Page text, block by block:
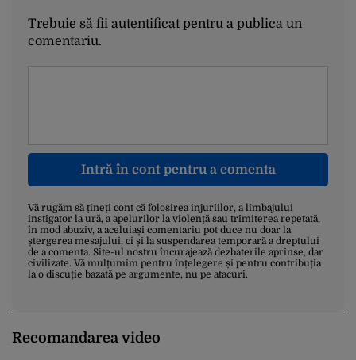
Trebuie să fii autentificatpentru a publica un
comentariu.
Intră în cont pentru a comenta
Vă rugăm să țineți cont că folosirea injuriilor, a limbajului
instigator la ură, a apelurilor la violență sau trimiterea repetată,
în mod abuziv, a aceluiași comentariu pot duce nu doar la
ștergerea mesajului, ci și la suspendarea temporară a dreptului
de a comenta. Site-ul nostru încurajează dezbaterile aprinse, dar
civilizate. Vă mulțumim pentru înțelegere și pentru contribuția
la o discuție bazată pe argumente, nu pe atacuri.
Recomandarea video